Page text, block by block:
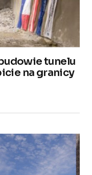
tunelu
na granicy